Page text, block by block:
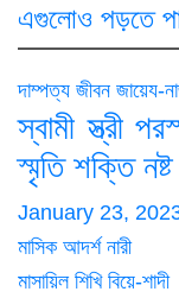
এগুলোও পড়তে
দাম্পত্য জীবন জায়েয-
স্বামী স্ত্রী
স্মৃতি শক্তি
January 23,
মাসিক আদর্শ নারী
মাসায়িল শিখি বিয়ে-শাদী